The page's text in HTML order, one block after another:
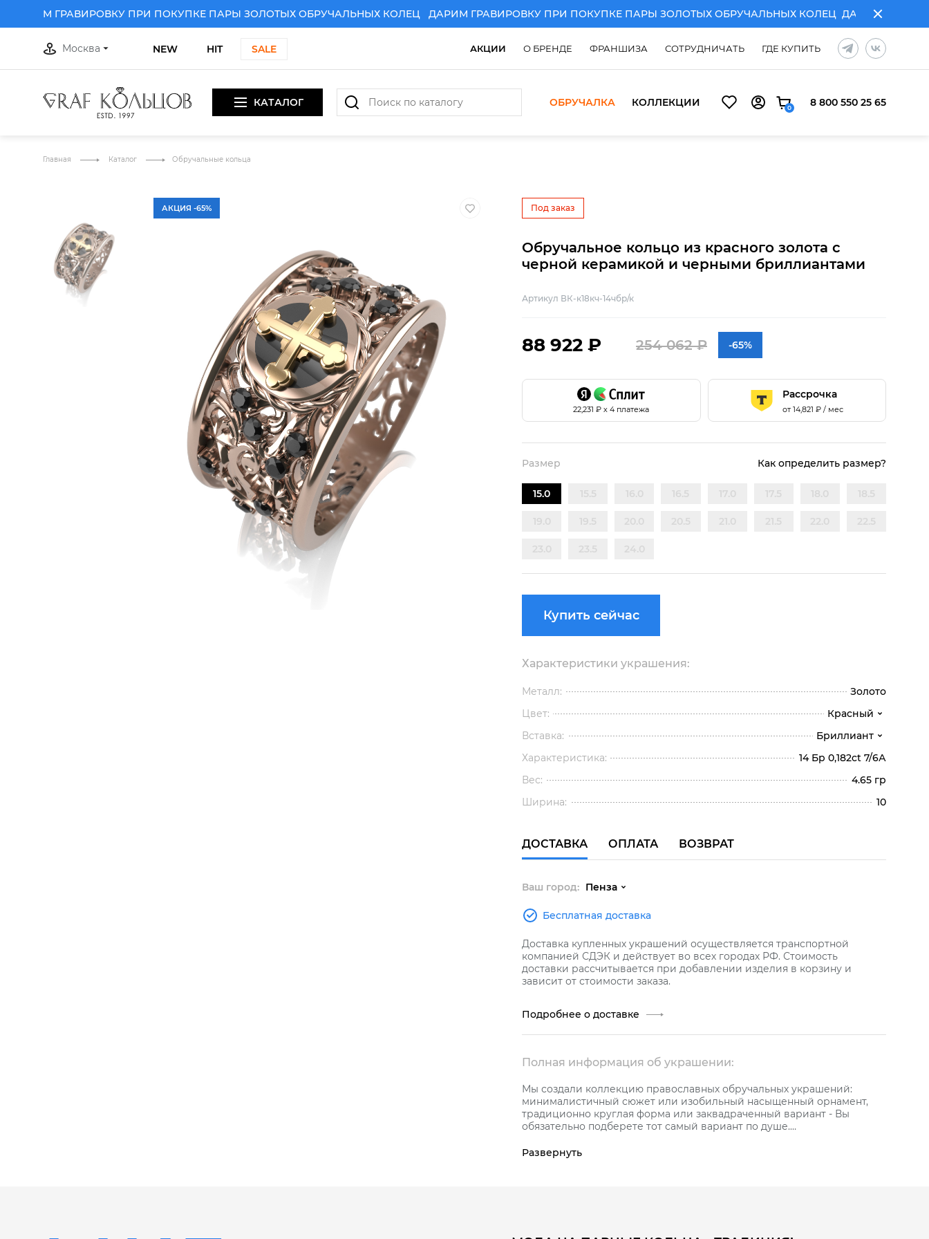
ГРАВИРОВКУ ПРИ ПОКУПКЕ ПАРЫ ЗОЛОТЫХ ОБРУЧАЛЬНЫХ КОЛЕЦ ДАРИМ ГРАВИРОВКУ ПРИ ПОКУПКЕ ПАРЫ ЗОЛОТЫХ ОБРУЧАЛЬНЫХ КОЛЕЦДАРИМ
Москва NEW HIT SALE АКЦИИ О БРЕНДЕ ФРАНШИЗА СОТРУДНИЧАТЬ ГДЕ КУПИТЬ
КАТАЛОГ ОБРУЧАЛКА КОЛЛЕКЦИИ 0 8 800 550 25 65
Главная Каталог Обручальные кольца
АКЦИЯ -65% Под заказ
Обручальное кольцо из красного золота с
черной керамикой и черными бриллиантами
Артикул ВК-к18кч-14чбр/к
88 922 ₽ 254 062 ₽ -65%
22,231 ₽ х 4 платежа
Рассрочка
от14,821 ₽ / мес
Размер Как определить размер?
15.0
Купить сейчас
Характеристики украшения:
Металл:
Золото
Цвет:
Красный
Вставка:
Бриллиант
Характеристика:
14 Бр 0,182ct 7/6А
Вес:
4.65 гр
Ширина:
10
ДОСТАВКА ОПЛАТА ВОЗВРАТ
Ваш город: Пенза
Бесплатная доставка
Доставка купленных украшений осуществляется транспортной
компанией СДЭК и действует во всех городах РФ. Стоимость
доставки рассчитывается при добавлении изделия в корзину и
зависит от стоимости заказа.
Подробнее о доставке
Полная информация об украшении:
Мы создали коллекцию православных обручальных украшений:
минималистичный сюжет или изобильный насыщенный орнамент,
традиционно круглая форма или заквадраченный вариант - Вы
обязательно подберете тот самый вариант по душе.
зарядом силы и благополучия в подтверждение глубокой любви.
Развернуть